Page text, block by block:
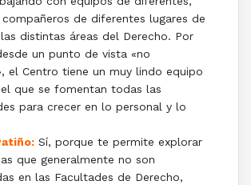
de diferentes lugares de
distintas áreas del Derecho. Por
un punto de vista «no
el Centro tiene un muy lindo equipo
que se fomentan todas las
para crecer en lo personal y lo
Sí, porque te permite explorar
que generalmente no son
en las Facultades de Derecho,